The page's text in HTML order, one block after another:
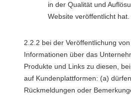
in der Qualität und
Website veröffentlicht hat.
2.2.2 bei der Veröffentlichung
Informationen über das
Produkte und Links zu diesen,
auf Kundenplattformen: (a)
Rückmeldungen oder